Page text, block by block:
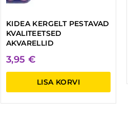
KIDEA KERGELT PESTAVAD
KVALITEETSED
AKVARELLID
3,95 €
LISA KORVI